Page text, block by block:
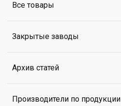
Все товары
Закрытые заводы
Архив статей
Производители по продукции